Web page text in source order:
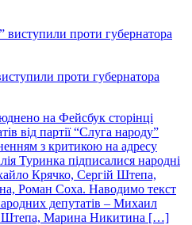
проти губернатора
на Фейсбук сторінці
від партії “Слуга народу”
з критикою на адресу
Туринка підписалися народні
Крячко, Сергій Штепа,
Роман Соха. Наводимо текст
депутатів – Михаил
Штепа, Марина Никитина […]